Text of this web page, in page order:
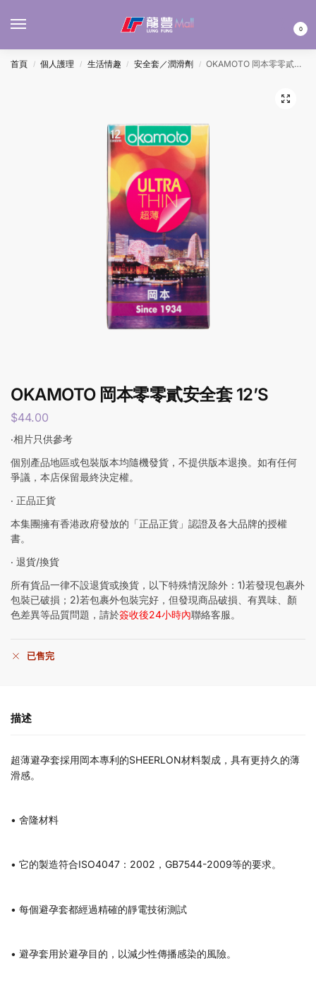
0
首頁 / 個人護理 / 生活情趣 / 安全套／潤滑劑 / OKAMOTO 岡本零零貳安全套 12’S
OKAMOTO 岡本零零貳安全套 12’S
$44.00
‧相片只供參考
個別產品地區或包裝版本均隨機發貨，不提供版本退換。如有任何
爭議，本店保留最終決定權。
‧ 正品正貨
本集團擁有香港政府發放的「正品正貨」認證及各大品牌的授權
書。
‧ 退貨/換貨
所有貨品一律不設退貨或換貨，以下特殊情況除外：1)若發現包裹外
包裝已破損；2)若包裹外包裝完好，但發現商品破損、有異味、顏
色差異等品質問題，請於簽收後24小時內聯絡客服。
已售完
描述
超薄避孕套採用岡本專利的SHEERLON材料製成，具有更持久的薄
滑感。
• 舍隆材料
• 它的製造符合ISO4047：2002，GB7544-2009等的要求。
• 每個避孕套都經過精確的靜電技術測試
• 避孕套用於避孕目的，以減少性傳播感染的風險。